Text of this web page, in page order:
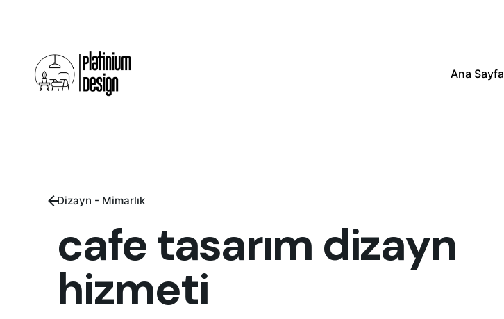
Ana Sayfa
Dizayn - Mimarlık
cafe tasarım dizayn
hizmeti